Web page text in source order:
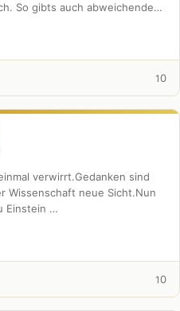
So gibts auch abweichende
10
verwirrt.Gedanken sind
Wissenschaft neue Sicht.Nun
Einstein …
10